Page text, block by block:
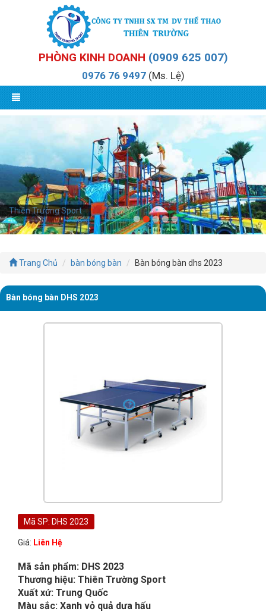
PHÒNG KINH DOANH (0909 625 007)
0976 76 9497(Ms. Lệ)
Thiên Trường Sport
Trang Chủ bàn bóng bàn Bàn bóng bàn dhs 2023
Bàn bóng bàn DHS 2023
Mã SP: DHS 2023
Giá: Liên Hệ
Mã sản phẩm: DHS 2023
Thương hiệu: Thiên Trường Sport
Xuất xứ: Trung Quốc
Màu sắc: Xanh vỏ quả dưa hấu